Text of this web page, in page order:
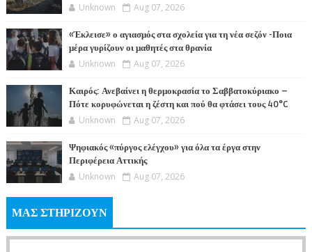
Unknown Aug 07, 2026
«Έκλεισε» ο αγιασμός στα σχολεία για τη νέα σεζόν -Ποια
μέρα γυρίζουν οι μαθητές στα θρανία
Unknown Aug 07, 2026
Καιρός: Ανεβαίνει η θερμοκρασία το Σαββατοκύριακο –
Πότε κορυφώνεται η ζέστη και πού θα φτάσει τους 40°C
Unknown Aug 07, 2026
Ψηφιακός «πύργος ελέγχου» για όλα τα έργα στην
Περιφέρεια Αττικής
Unknown Aug 07, 2026
ΜΑΣ ΣΤΗΡΙΖΟΥΝ